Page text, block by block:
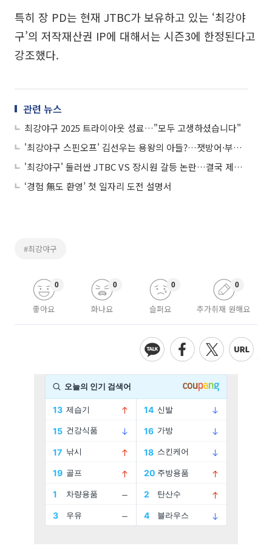
특히 장 PD는 현재 JTBC가 보유하고 있는 ‘최강야
구’의 저작재산권 IP에 대해서는 시즌3에 한정된다고
강조했다.
관련 뉴스
최강야구 2025 트라이아웃 성료…"모두 고생하셨습니다"
'최강야구 스핀오프' 김선우는 용왕의 아들?…잿방어·부시리 낚시 '대박'
'최강야구' 둘러싼 JTBC VS 장시원 갈등 논란…결국 제작비가 문제
‘경험 無도 환영’ 첫 일자리 도전 설명서
#최강야구
좋아요
0
화나요
0
슬퍼요
0
추가취재 원해요
0